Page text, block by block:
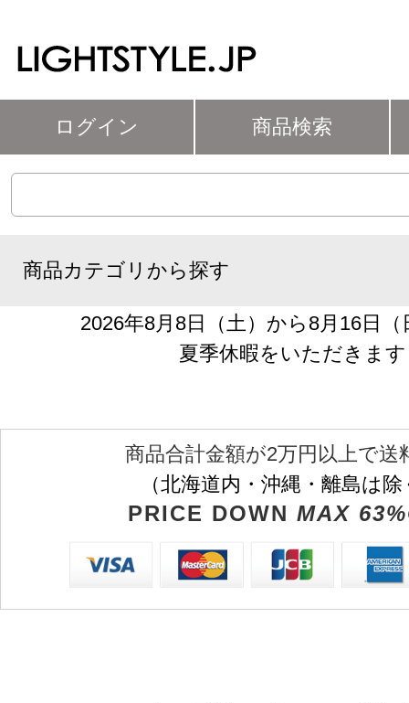
ログイン 商品検索
商品カテゴリから探す
2026年8月8日（土）から8月16日
夏季休暇をいただきます
商品合計金額が2万円以上で送
（北海道内・沖縄・離島は
PRICE DOWN MAX